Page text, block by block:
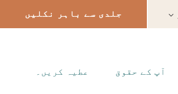
جلدی سے باہر نکلیں
آپ کے حقوق عطیہ کریں۔